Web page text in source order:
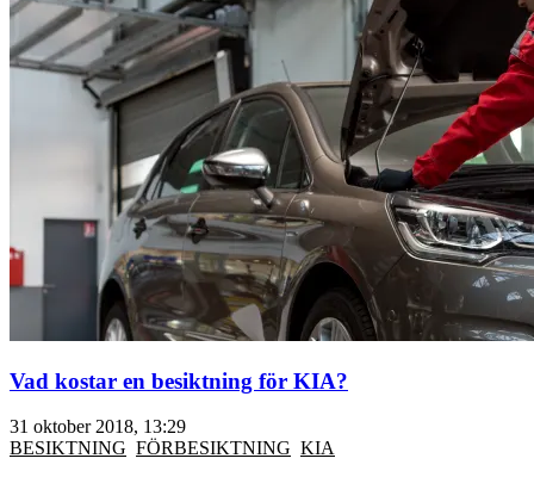
Vad kostar en besiktning för KIA?
31 oktober 2018, 13:29
BESIKTNING FÖRBESIKTNING KIA